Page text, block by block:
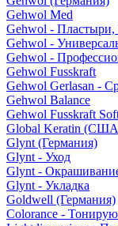
Gehwol Med
Gehwol - Пластыри,
Gehwol -
Gehwol -
Gehwol Fusskraft
Gehwol Gerlasan -
Gehwol Balance
Gehwol Fusskraft
Global Keratin
Glynt (Германия)
Glynt - Уход
Glynt -
Glynt - Укладка
Goldwell (Германия)
Colorance -